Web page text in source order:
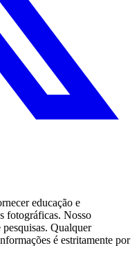
educação e
fotográficas. Nosso
Qualquer
é estritamente por